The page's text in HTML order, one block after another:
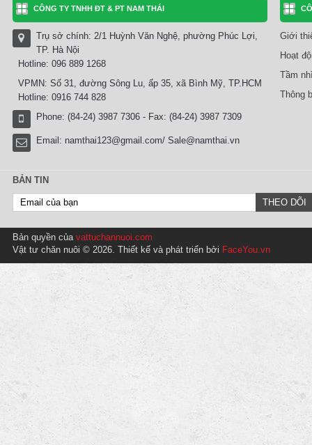
CÔNG TY TNHH ĐT & PT NAM THÁI
Trụ sở chính: 2/1 Huỳnh Văn Nghệ, phường Phúc Lợi,
TP. Hà Nội
Hotline: 096 889 1268
VPMN: Số 31, đường Sông Lu, ấp 35, xã Bình Mỹ, TP.HCM
Hotline: 0916 744 828
Phone: (84-24) 3987 7306 - Fax: (84-24) 3987 7309
Email: namthai123@gmail.com/ Sale@namthai.vn
Giới
Hoạt
Tầm
Thông
BẢN TIN
Bản quyền của vattuchannuoi.com
Vật tư chăn nuôi © 2026. Thiết kế và phát triển bởi FaceYou.vn